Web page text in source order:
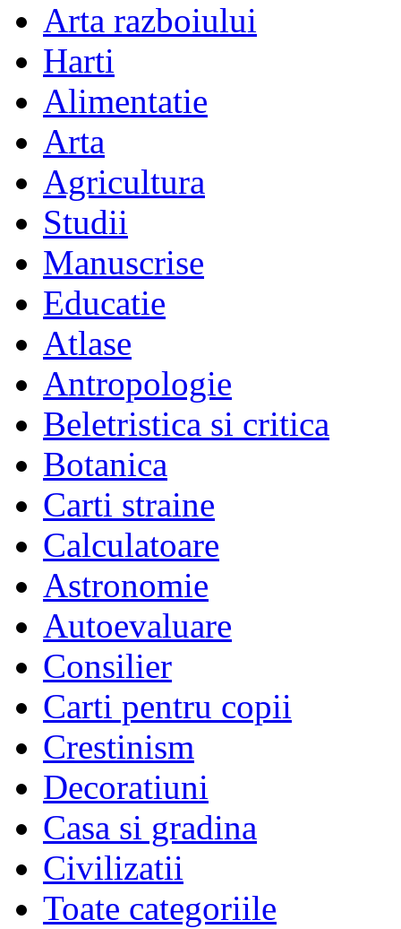
Arta razboiului
Harti
Alimentatie
Arta
Agricultura
Studii
Manuscrise
Educatie
Atlase
Antropologie
Beletristica si critica
Botanica
Carti straine
Calculatoare
Astronomie
Autoevaluare
Consilier
Carti pentru copii
Crestinism
Decoratiuni
Casa si gradina
Civilizatii
Toate categoriile